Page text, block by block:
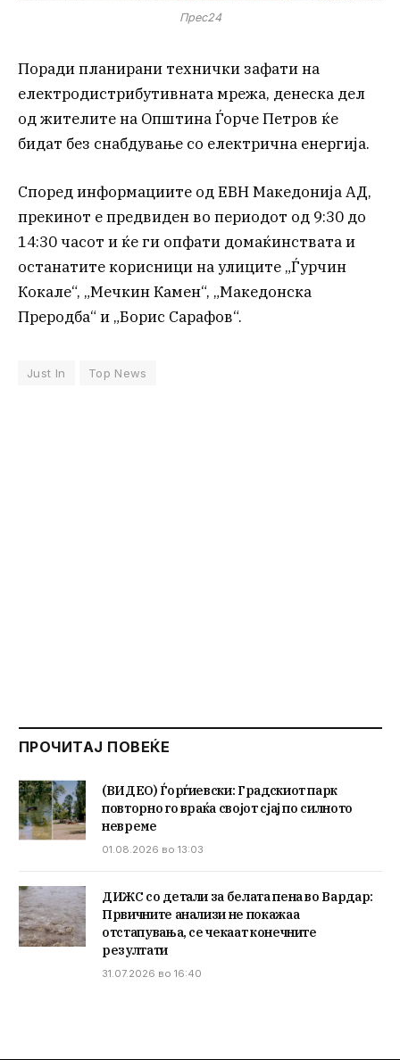
Прес24
Поради планирани технички зафати на
електродистрибутивната мрежа, денеска дел
од жителите на Општина Ѓорче Петров ќе
бидат без снабдување со електрична енергија.
Според информациите од ЕВН Македонија АД,
прекинот е предвиден во периодот од 9:30 до
14:30 часот и ќе ги опфати домаќинствата и
останатите корисници на улиците „Ѓурчин
Кокале“, „Мечкин Камен“, „Македонска
Преродба“ и „Борис Сарафов“.
Just In Top News
ПРОЧИТАЈ ПОВЕЌЕ
(ВИДЕО) Ѓорѓиевски: Градскиот парк
повторно го враќа својот сјај по силното
невреме
01.08.2026 во 13:03
ДИЖС со детали за белата пена во Вардар:
Првичните анализи не покажаа
отстапувања, се чекаат конечните
резултати
31.07.2026 во 16:40